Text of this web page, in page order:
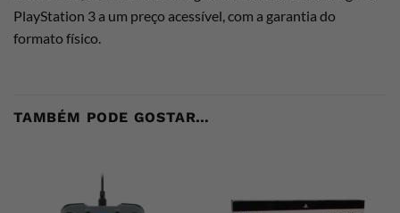
PlayStation 3 a um preço acessível, com a garantia do
formato físico.
TAMBÉM PODE GOSTAR…